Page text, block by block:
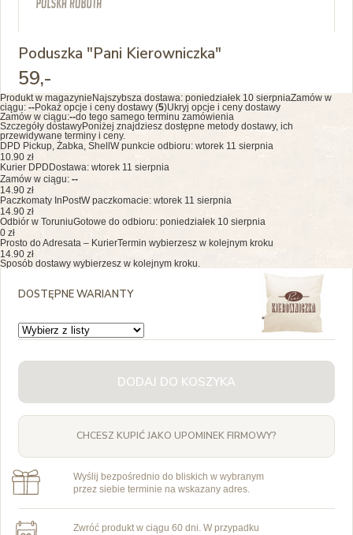
Poduszka "Pani Kierowniczka"
59,-
Produkt w magazynie Najszybsza dostawa: poniedziałek 10 sierpniaZamów w
ciągu: --Pokaż opcje i ceny dostawy (5)Ukryj opcje i ceny dostawy
Zamów w ciągu:--do tego samego terminu zamówienia
Szczegóły dostawyPoniżej znajdziesz dostępne metody dostawy, ich
przewidywane terminy i ceny.
DPD Pickup, Żabka, Shell W punkcie odbioru: wtorek 11 sierpnia
10.90 zł
Kurier DPD Dostawa: wtorek 11 sierpnia
Zamów w ciągu: --
14.90 zł
Paczkomaty InPostW paczkomacie: wtorek 11 sierpnia
14.90 zł
Odbiór w ToruniuGotowe do odbioru: poniedziałek 10 sierpnia
0 zł
Prosto do Adresata – KurierTermin wybierzesz w kolejnym kroku
14.90 zł
Sposób dostawy wybierzesz w kolejnym kroku.
DOSTĘPNE WARIANTY
DODAJ DO KOSZYKA
CHCESZ KUPIĆ JAKO UPOMINEK FIRMOWY?
Wyślij bezpośrednio do bliskich w wybranym
przez siebie terminie na wskazany adres.
Zwróć produkt w ciągu 60 dni. W przypadku